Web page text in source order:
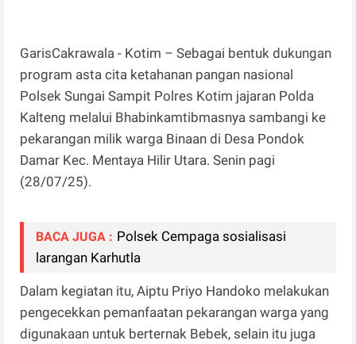
GarisCakrawala - Kotim – Sebagai bentuk dukungan
program asta cita ketahanan pangan nasional
Polsek Sungai Sampit Polres Kotim jajaran Polda
Kalteng melalui Bhabinkamtibmasnya sambangi ke
pekarangan milik warga Binaan di Desa Pondok
Damar Kec. Mentaya Hilir Utara. Senin pagi
(28/07/25).
BACA JUGA : Polsek Cempaga sosialisasi
larangan Karhutla
Dalam kegiatan itu, Aiptu Priyo Handoko melakukan
pengecekkan pemanfaatan pekarangan warga yang
digunakaan untuk berternak Bebek, selain itu juga